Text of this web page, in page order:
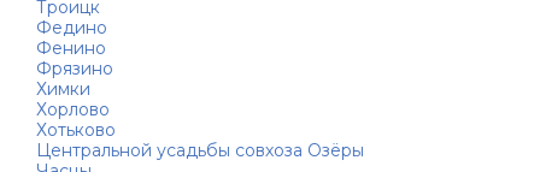
Троицк
Федино
Фенино
Фрязино
Химки
Хорлово
Хотьково
Центральной усадьбы совхоза Озёры